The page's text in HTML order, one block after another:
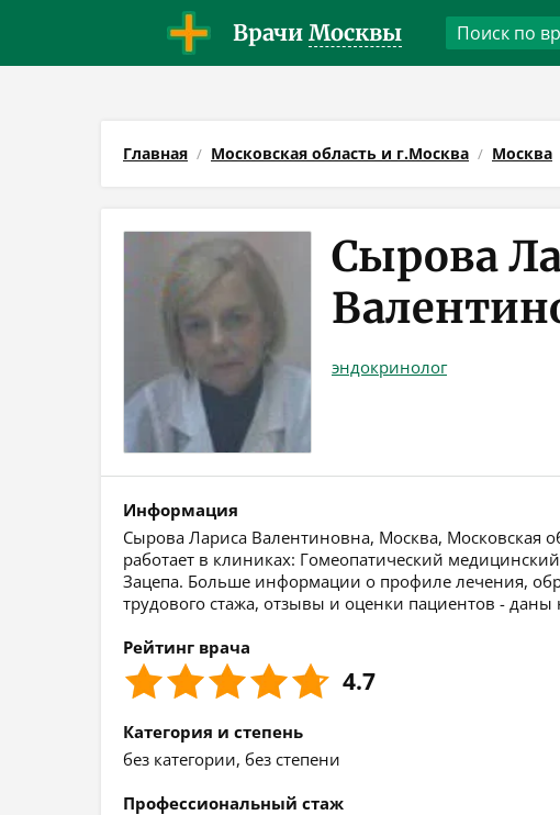
Врачи Москвы
Главная Московская область и г.Москва Москва
Сырова
эндокринолог
Информация
Сырова Лариса Валентиновна, Москва, Московская
работает в клиниках: Гомеопатический
Зацепа. Больше информации о профиле лечения,
трудового стажа, отзывы и оценки пациентов - даны
Рейтинг врача
4.7
Категория и степень
без категории, без степени
Профессиональный стаж